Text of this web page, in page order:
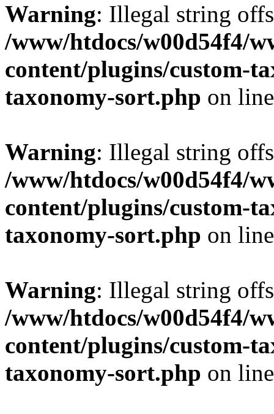
Warning: Illegal string
/www/htdocs/w00d54f4/
content/plugins/custom-
taxonomy-sort.php on
Warning: Illegal string
/www/htdocs/w00d54f4/
content/plugins/custom-
taxonomy-sort.php on
Warning: Illegal string
/www/htdocs/w00d54f4/
content/plugins/custom-
taxonomy-sort.php on